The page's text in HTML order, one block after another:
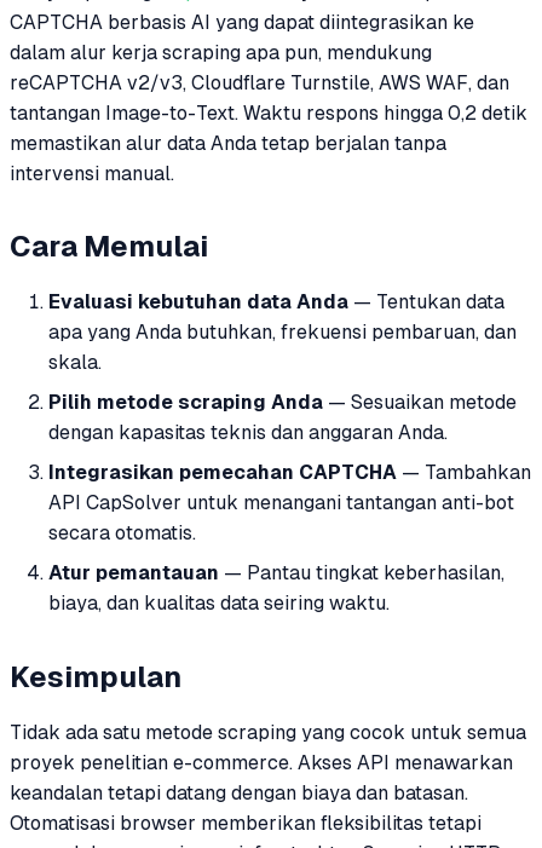
CAPTCHA berbasis AI yang dapat diintegrasikan ke
dalam alur kerja scraping apa pun, mendukung
reCAPTCHA v2/v3, Cloudflare Turnstile, AWS WAF, dan
tantangan Image-to-Text. Waktu respons hingga 0,2 detik
memastikan alur data Anda tetap berjalan tanpa
intervensi manual.
Cara Memulai
Evaluasi kebutuhan data Anda — Tentukan data
apa yang Anda butuhkan, frekuensi pembaruan, dan
skala.
Pilih metode scraping Anda — Sesuaikan metode
dengan kapasitas teknis dan anggaran Anda.
Integrasikan pemecahan CAPTCHA — Tambahkan
API CapSolver untuk menangani tantangan anti-bot
secara otomatis.
Atur pemantauan — Pantau tingkat keberhasilan,
biaya, dan kualitas data seiring waktu.
Kesimpulan
Tidak ada satu metode scraping yang cocok untuk semua
proyek penelitian e-commerce. Akses API menawarkan
keandalan tetapi datang dengan biaya dan batasan.
Otomatisasi browser memberikan fleksibilitas tetapi